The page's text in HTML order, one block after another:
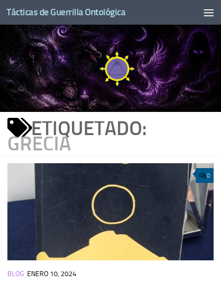
Saltar al contenido
Tácticas de Guerrilla Ontológica
ETIQUETADO:
GRECIA
0
BLOG ENERO 10, 2024